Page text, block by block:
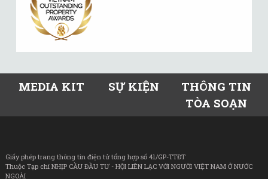
MEDIA KIT SỰ KIỆN
THÔNG TIN
TÒA SOẠN
Giấy phép trang thông tin điện tử tổng hợp số 41/GP-TTĐT
Thuộc Tạp chí NHỊP CẦU ĐẦU TƯ - HỘI LIÊN LẠC VỚI NGƯỜI VIỆT NAM Ở NƯỚC
NGOÀI